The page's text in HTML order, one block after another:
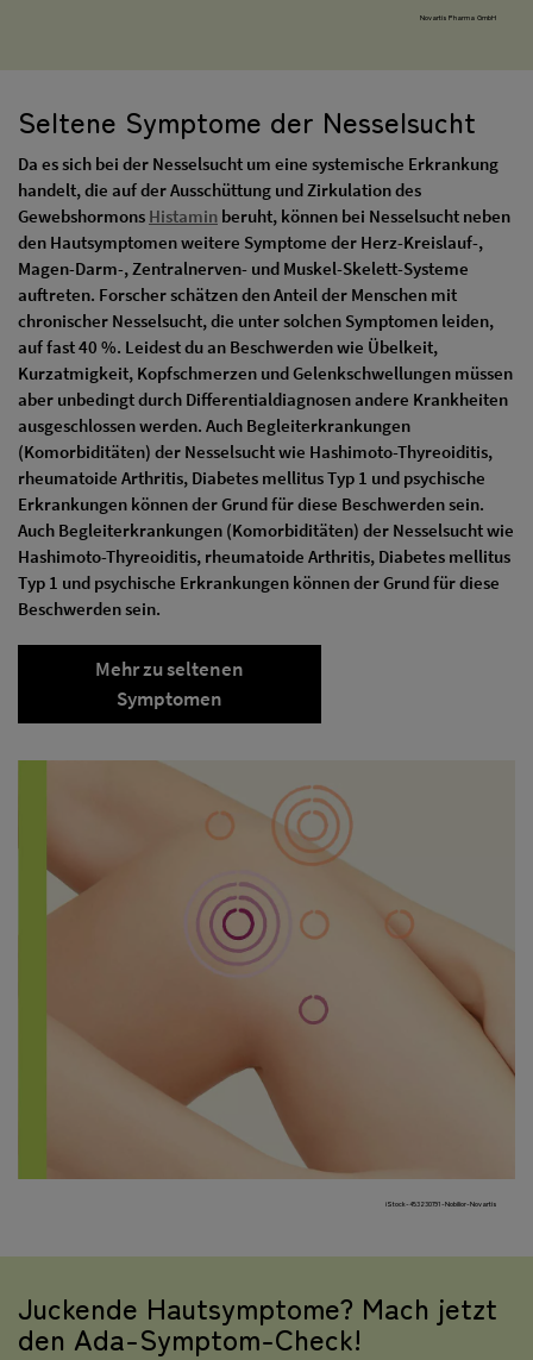
Novartis Pharma GmbH
Seltene Symptome der Nesselsucht
Da es sich bei der Nesselsucht um eine systemische Erkrankung
handelt, die auf der Ausschüttung und Zirkulation des
Gewebshormons Histamin beruht, können bei Nesselsucht neben
den Hautsymptomen weitere Symptome der Herz-Kreislauf-,
Magen-Darm-, Zentralnerven- und Muskel-Skelett-Systeme
auftreten. Forscher schätzen den Anteil der Menschen mit
chronischer Nesselsucht, die unter solchen Symptomen leiden,
auf fast 40 %. Leidest du an Beschwerden wie Übelkeit,
Kurzatmigkeit, Kopfschmerzen und Gelenkschwellungen müssen
aber unbedingt durch Differentialdiagnosen andere Krankheiten
ausgeschlossen werden. Auch Begleiterkrankungen
(Komorbiditäten) der Nesselsucht wie Hashimoto-Thyreoiditis,
rheumatoide Arthritis, Diabetes mellitus Typ 1 und psychische
Erkrankungen können der Grund für diese Beschwerden sein.
Auch Begleiterkrankungen (Komorbiditäten) der Nesselsucht wie
Hashimoto-Thyreoiditis, rheumatoide Arthritis, Diabetes mellitus
Typ 1 und psychische Erkrankungen können der Grund für diese
Beschwerden sein.
Mehr zu seltenen
Symptomen
iStock-453230791-Nobilior-Novartis
Juckende Hautsymptome? Mach jetzt
den Ada-Symptom-Check!